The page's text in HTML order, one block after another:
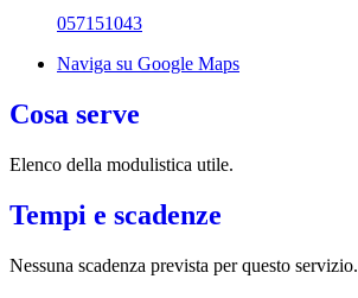
057151043
Naviga su Google Maps
Cosa serve
Elenco della modulistica utile.
Tempi e scadenze
Nessuna scadenza prevista per questo servizio.